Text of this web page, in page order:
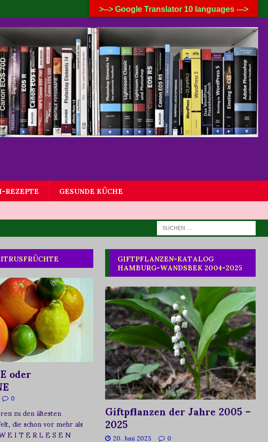
8. AUGUST 2026
REZEPTE GESUNDE KÜCHE
oder
0
zu den ältesten
die schon vor mehr als
E I T E R L E S E N
GIFTPFLANZEN-KATALOG
HAMBURG-WANDSBEK 2004-2025
Giftpflanzen der Jahre 2005 –
2025
20. Juni 2023 0
>--> Google Translator 10 languages --->